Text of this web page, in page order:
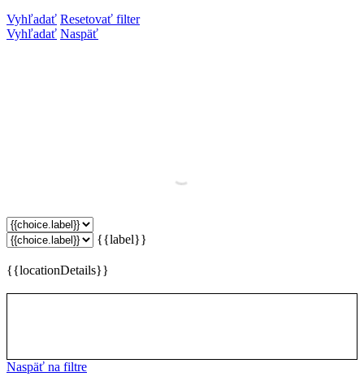
Vyhľadať Resetovať filter
Vyhľadať Naspäť
{{label}}
{{locationDetails}}
Naspäť na filtre